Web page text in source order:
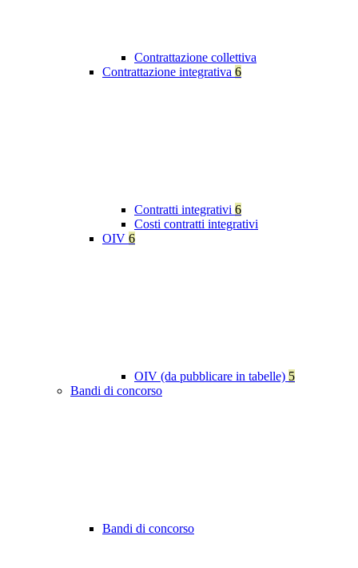
Contrattazione collettiva
Contrattazione integrativa 6
Contratti integrativi 6
Costi contratti integrativi
OIV 6
OIV (da pubblicare in tabelle) 5
Bandi di concorso
Bandi di concorso